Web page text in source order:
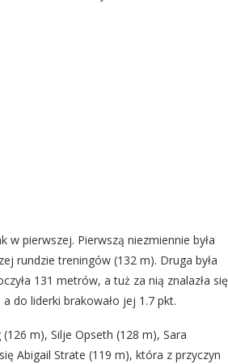
w pierwszej. Pierwszą niezmiennie była
rundzie treningów (132 m). Druga była
131 metrów, a tuż za nią znalazła się
do liderki brakowało jej 1.7 pkt.
(126 m), Silje Opseth (128 m), Sara
Abigail Strate (119 m), która z przyczyn